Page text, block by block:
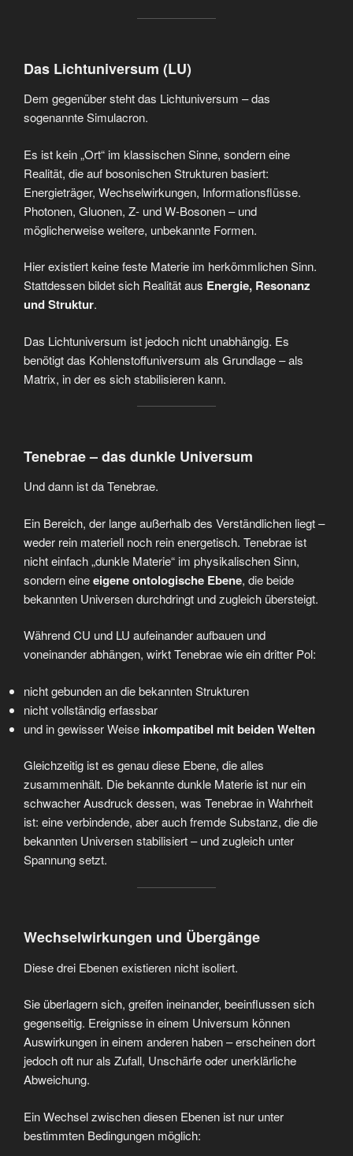
Das Lichtuniversum (LU)
Dem gegenüber steht das Lichtuniversum – das
sogenannte Simulacron.
Es ist kein „Ort“ im klassischen Sinne, sondern eine
Realität, die auf bosonischen Strukturen basiert:
Energieträger, Wechselwirkungen, Informationsflüsse.
Photonen, Gluonen, Z- und W-Bosonen – und
möglicherweise weitere, unbekannte Formen.
Hier existiert keine feste Materie im herkömmlichen Sinn.
Stattdessen bildet sich Realität aus Energie, Resonanz
und Struktur.
Das Lichtuniversum ist jedoch nicht unabhängig. Es
benötigt das Kohlenstoffuniversum als Grundlage – als
Matrix, in der es sich stabilisieren kann.
Tenebrae – das dunkle Universum
Und dann ist da Tenebrae.
Ein Bereich, der lange außerhalb des Verständlichen liegt –
weder rein materiell noch rein energetisch. Tenebrae ist
nicht einfach „dunkle Materie“ im physikalischen Sinn,
sondern eineeigene ontologische Ebene, die beide
bekannten Universen durchdringt und zugleich übersteigt.
Während CU und LU aufeinander aufbauen und
voneinander abhängen, wirkt Tenebrae wie ein dritter Pol:
nicht gebunden an die bekannten Strukturen
nicht vollständig erfassbar
und in gewisser Weise inkompatibel mit beiden Welten
Gleichzeitig ist es genau diese Ebene, die alles
zusammenhält. Die bekannte dunkle Materie ist nur ein
schwacher Ausdruck dessen, was Tenebrae in Wahrheit
ist: eine verbindende, aber auch fremde Substanz, die die
bekannten Universen stabilisiert – und zugleich unter
Spannung setzt.
Wechselwirkungen und Übergänge
Diese drei Ebenen existieren nicht isoliert.
Sie überlagern sich, greifen ineinander, beeinflussen sich
gegenseitig. Ereignisse in einem Universum können
Auswirkungen in einem anderen haben – erscheinen dort
jedoch oft nur als Zufall, Unschärfe oder unerklärliche
Abweichung.
Ein Wechsel zwischen diesen Ebenen ist nur unter
bestimmten Bedingungen möglich: